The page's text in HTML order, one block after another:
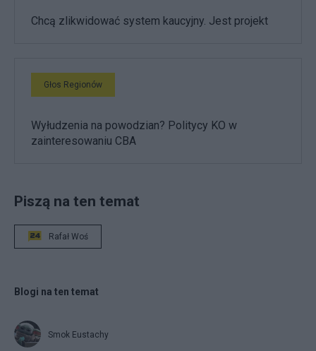
Chcą zlikwidować system kaucyjny. Jest projekt
Głos Regionów
Wyłudzenia na powodzian? Politycy KO w
zainteresowaniu CBA
Piszą na ten temat
Rafał Woś
Blogi na ten temat
Smok Eustachy